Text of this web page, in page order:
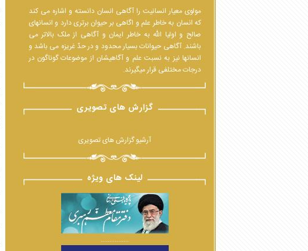
مولوی معیار انسانیت را آگاهی انسان دانسته و اشاره می کند
که انسان به خاطر علم و اگاهی بر حیوان برتری دارد و انسانهای
صالح و اولیا الله به خاطر ایمان و آگاهی از ملک بالاتر می
باشند. آگاهی حیوانات بسیار محدود و در حدّ غریزه می باشد و
انسانها نیز به نسبت علم و آگاهیشان از موضوعات گوناگون در
درجات مختلفی قرار میگیرند.
گزارش های تصویری
آرشیو گزارش های تصویری
لینک های ویژه
................